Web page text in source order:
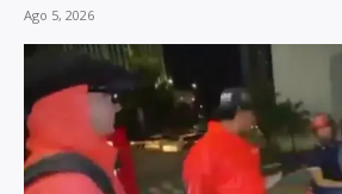
Ago 5, 2026